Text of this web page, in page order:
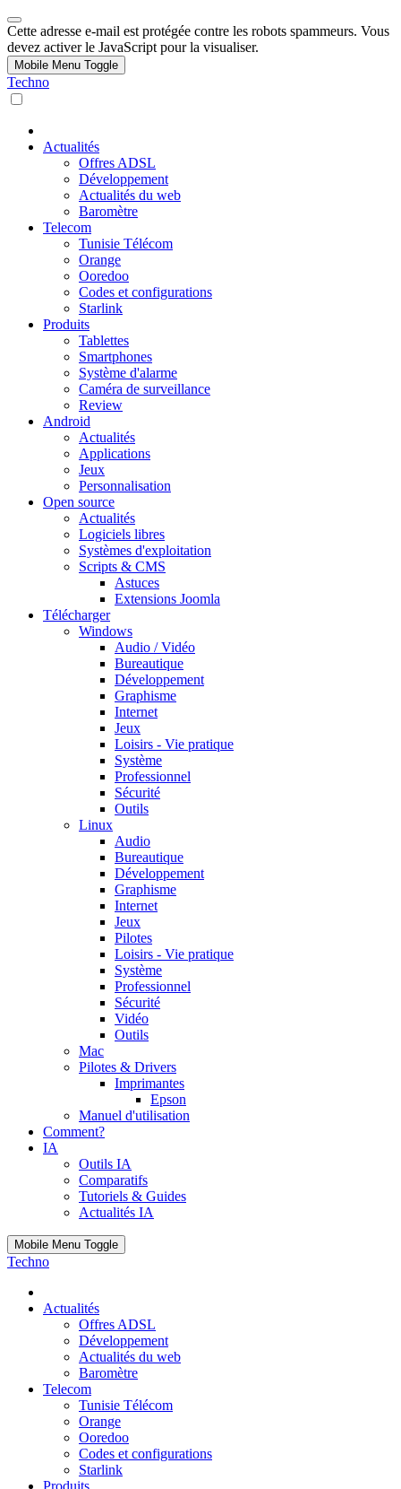
Cette adresse e-mail est protégée contre les robots spammeurs. Vous
devez activer le JavaScript pour la visualiser.
Mobile Menu Toggle
Techno
Actualités
Offres ADSL
Développement
Actualités du web
Baromètre
Telecom
Tunisie Télécom
Orange
Ooredoo
Codes et configurations
Starlink
Produits
Tablettes
Smartphones
Système d'alarme
Caméra de surveillance
Review
Android
Actualités
Applications
Jeux
Personnalisation
Open source
Actualités
Logiciels libres
Systèmes d'exploitation
Scripts & CMS
Astuces
Extensions Joomla
Télécharger
Windows
Audio / Vidéo
Bureautique
Développement
Graphisme
Internet
Jeux
Loisirs - Vie pratique
Système
Professionnel
Sécurité
Outils
Linux
Audio
Bureautique
Développement
Graphisme
Internet
Jeux
Pilotes
Loisirs - Vie pratique
Système
Professionnel
Sécurité
Vidéo
Outils
Mac
Pilotes & Drivers
Imprimantes
Epson
Manuel d'utilisation
Comment?
IA
Outils IA
Comparatifs
Tutoriels & Guides
Actualités IA
Mobile Menu Toggle
Techno
Actualités
Offres ADSL
Développement
Actualités du web
Baromètre
Telecom
Tunisie Télécom
Orange
Ooredoo
Codes et configurations
Starlink
Produits